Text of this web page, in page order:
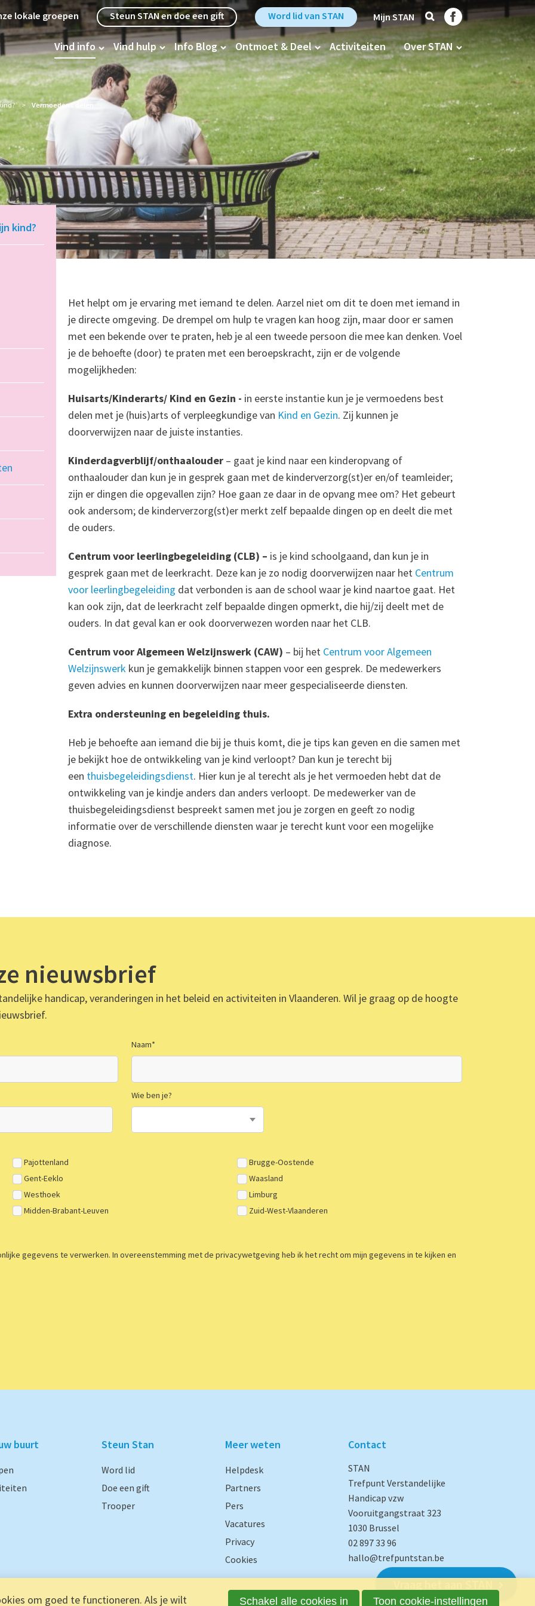
lokale groepen Steun STAN en doe een gift Word lid van STAN Mijn STANZoek Trefpunt Stan op
Vind info Vind hulp Info Blog Ontmoet & Deel Activiteiten Over STAN
Vermoedens delen
kind?
Het helpt om je ervaring met iemand te delen. Aarzel niet om dit te doen met iemand in
je directe omgeving. De drempel om hulp te vragen kan hoog zijn, maar door er samen
met een bekende over te praten, heb je al een tweede persoon die mee kan denken. Voel
je de behoefte (door) te praten met een beroepskracht, zijn er de volgende
mogelijkheden:
Huisarts/Kinderarts/ Kind en Gezin - in eerste instantie kun je je vermoedens best
delen met je (huis)arts of verpleegkundige van Kind en Gezin. Zij kunnen je
doorverwijzen naar de juiste instanties.
Kinderdagverblijf/onthaalouder – gaat je kind naar een kinderopvang of
onthaalouder dan kun je in gesprek gaan met de kinderverzorg(st)er en/of teamleider;
zijn er dingen die opgevallen zijn? Hoe gaan ze daar in de opvang mee om? Het gebeurt
ook andersom; de kinderverzorg(st)er merkt zelf bepaalde dingen op en deelt die met
de ouders.
Centrum voor leerlingbegeleiding (CLB) – is je kind schoolgaand, dan kun je in
gesprek gaan met de leerkracht. Deze kan je zo nodig doorverwijzen naar het Centrum
voor leerlingbegeleiding dat verbonden is aan de school waar je kind naartoe gaat. Het
kan ook zijn, dat de leerkracht zelf bepaalde dingen opmerkt, die hij/zij deelt met de
ouders. In dat geval kan er ook doorverwezen worden naar het CLB.
Centrum voor Algemeen Welzijnswerk (CAW) – bij het Centrum voor Algemeen
Welzijnswerk kun je gemakkelijk binnen stappen voor een gesprek. De medewerkers
geven advies en kunnen doorverwijzen naar meer gespecialiseerde diensten.
Extra ondersteuning en begeleiding thuis.
Heb je behoefte aan iemand die bij je thuis komt, die je tips kan geven en die samen met
je bekijkt hoe de ontwikkeling van je kind verloopt? Dan kun je terecht bij
een thuisbegeleidingsdienst. Hier kun je al terecht als je het vermoeden hebt dat de
ontwikkeling van je kindje anders dan anders verloopt. De medewerker van de
thuisbegeleidingsdienst bespreekt samen met jou je zorgen en geeft zo nodig
informatie over de verschillende diensten waar je terecht kunt voor een mogelijke
diagnose.
nieuwsbrief
handicap, veranderingen in het beleid en activiteiten in Vlaanderen. Wil je graag op de hoogte
Naam*
Wie ben je?
Pajottenland
Brugge-Oostende
Gent-Eeklo
Waasland
Westhoek
Limburg
Midden-Brabant-Leuven
Zuid-West-Vlaanderen
gegevens te verwerken. In overeenstemming met de privacywetgeving heb ik het recht om mijn gegevens in te kijken en
buurt Steun Stan
Word lid
Doe een gift
Trooper
Meer weten
Helpdesk
Partners
Pers
Vacatures
Privacy
Cookies
Contact
STAN
Trefpunt Verstandelijke
Handicap vzw
Vooruitgangstraat 323
1030 Brussel
02 897 33 96
hallo@trefpuntstan.be
om goed te functioneren. Als je wilt Schakel alle cookies in Toon cookie-instellingen